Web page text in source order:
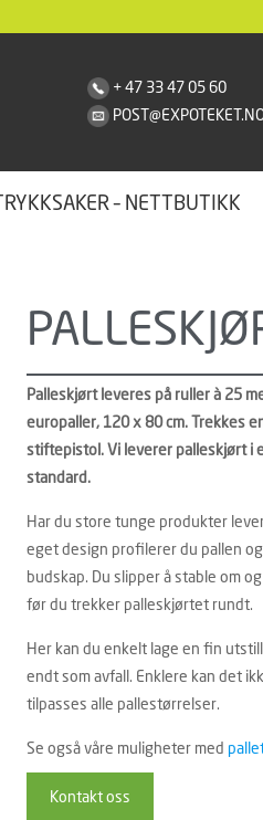
+ 47 33 47 05 60
TRYKKSAKER – NETTBUTIKK
Palleskjørt leveres på ruller à 25
europaller, 120 x 80 cm. Trekkes
stiftepistol. Vi leverer palleskjørt i
standard.
Har du store tunge produkter
eget design profilerer du pallen
budskap. Du slipper å stable om
før du trekker palleskjørtet rundt.
Her kan du enkelt lage en fin
endt som avfall. Enklere kan det
tilpasses alle pallestørrelser.
Se også våre muligheter med
Kontakt oss